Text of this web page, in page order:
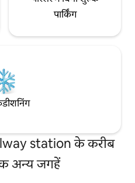
पार्किंग
station के करीब
अन्य जगहें